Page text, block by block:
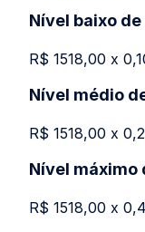
Nível baixo
R$ 1518,00 x
Nível médio
R$ 1518,00 x
Nível máximo
R$ 1518,00 x